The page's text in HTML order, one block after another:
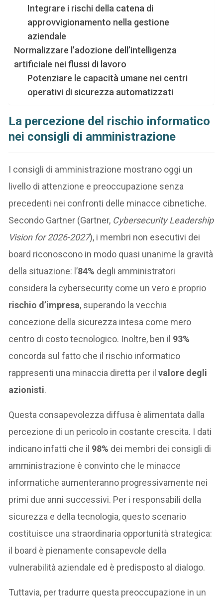
Integrare i rischi della catena di
approvvigionamento nella gestione
aziendale
Normalizzare l’adozione dell’intelligenza
artificiale nei flussi di lavoro
Potenziare le capacità umane nei centri
operativi di sicurezza automatizzati
La percezione del rischio informatico
nei consigli di amministrazione
I consigli di amministrazione mostrano oggi un
livello di attenzione e preoccupazione senza
precedenti nei confronti delle minacce cibnetiche.
Secondo Gartner (Gartner, Cybersecurity Leadership
Vision for 2026-2027), i membri non esecutivi dei
board riconoscono in modo quasi unanime la gravità
della situazione: l’84% degli amministratori
considera la cybersecurity come un vero e proprio
rischio d’impresa, superando la vecchia
concezione della sicurezza intesa come mero
centro di costo tecnologico. Inoltre, ben il 93%
concorda sul fatto che il rischio informatico
rappresenti una minaccia diretta per ilvalore degli
azionisti.
Questa consapevolezza diffusa è alimentata dalla
percezione di un pericolo in costante crescita. I dati
indicano infatti che il 98% dei membri dei consigli di
amministrazione è convinto che le minacce
informatiche aumenteranno progressivamente nei
primi due anni successivi. Per i responsabili della
sicurezza e della tecnologia, questo scenario
costituisce una straordinaria opportunità strategica:
il board è pienamente consapevole della
vulnerabilità aziendale ed è predisposto al dialogo.
Tuttavia, per tradurre questa preoccupazione in un